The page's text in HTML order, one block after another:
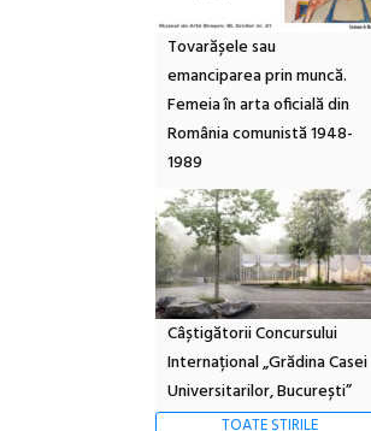
Tovarășele sau
emanciparea prin muncă.
Femeia în arta oficială din
România comunistă 1948-
1989
Câștigătorii Concursului
Internațional „Grădina Casei
Universitarilor, București”
TOATE ȘTIRILE